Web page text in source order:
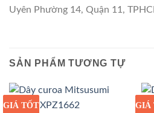
Uyên Phường 14, Quận 11,
SẢN PHẨM TƯƠNG TỰ
GIÁ SỈ
GIÁ TỐT GIÁ